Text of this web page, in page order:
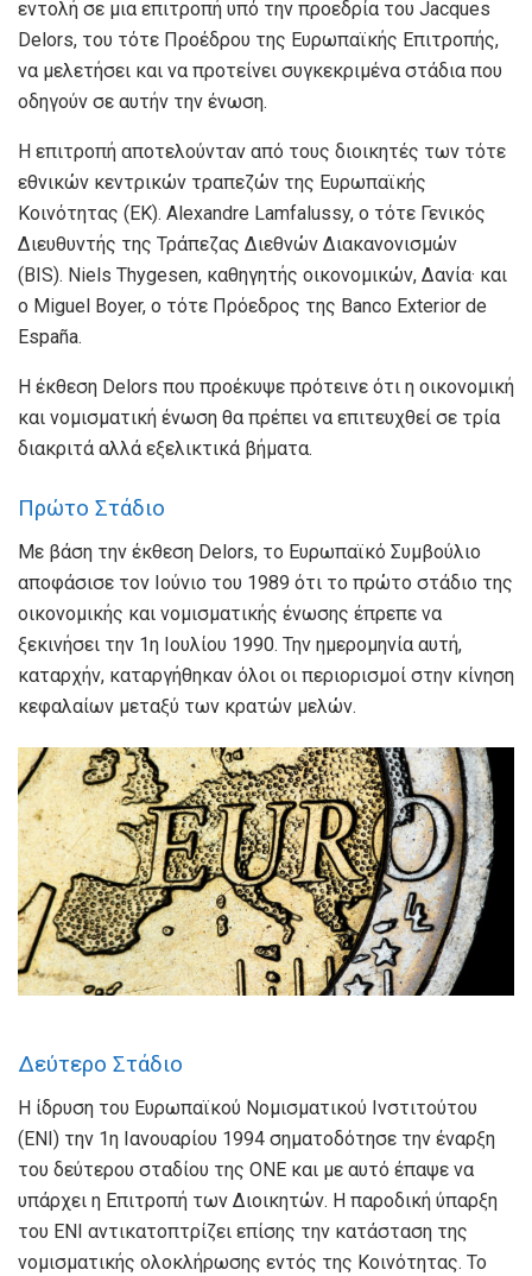
εντολή σε μια επιτροπή υπό την προεδρία του Jacques
Delors, του τότε Προέδρου της Ευρωπαϊκής Επιτροπής,
να μελετήσει και να προτείνει συγκεκριμένα στάδια που
οδηγούν σε αυτήν την ένωση.
Η επιτροπή αποτελούνταν από τους διοικητές των τότε
εθνικών κεντρικών τραπεζών της Ευρωπαϊκής
Κοινότητας (ΕΚ). Alexandre Lamfalussy, ο τότε Γενικός
Διευθυντής της Τράπεζας Διεθνών Διακανονισμών
(BIS). Niels Thygesen, καθηγητής οικονομικών, Δανία· και
ο Miguel Boyer, ο τότε Πρόεδρος της Banco Exterior de
España.
Η έκθεση Delors που προέκυψε πρότεινε ότι η οικονομική
και νομισματική ένωση θα πρέπει να επιτευχθεί σε τρία
διακριτά αλλά εξελικτικά βήματα.
Πρώτο Στάδιο
Με βάση την έκθεση Delors, το Ευρωπαϊκό Συμβούλιο
αποφάσισε τον Ιούνιο του 1989 ότι το πρώτο στάδιο της
οικονομικής και νομισματικής ένωσης έπρεπε να
ξεκινήσει την 1η Ιουλίου 1990. Την ημερομηνία αυτή,
καταρχήν, καταργήθηκαν όλοι οι περιορισμοί στην κίνηση
κεφαλαίων μεταξύ των κρατών μελών.
Δεύτερο Στάδιο
Η ίδρυση του Ευρωπαϊκού Νομισματικού Ινστιτούτου
(ΕΝΙ) την 1η Ιανουαρίου 1994 σηματοδότησε την έναρξη
του δεύτερου σταδίου της ΟΝΕ και με αυτό έπαψε να
υπάρχει η Επιτροπή των Διοικητών. Η παροδική ύπαρξη
του ΕΝΙ αντικατοπτρίζει επίσης την κατάσταση της
νομισματικής ολοκλήρωσης εντός της Κοινότητας. Το